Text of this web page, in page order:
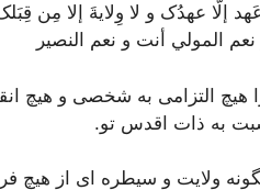
عَهد إلّا عهدُک و لا وِلايةَ إلا مِن
نعم المولي أنت و نعم النصير
هیچ التزامی به شخصی و هیچ
به ذات اقدس تو.
ولایت و سیطره ای از هیچ